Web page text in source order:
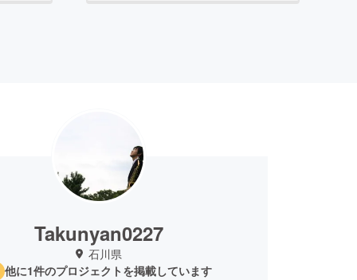
Takunyan0227
石川県
他に1件のプロジェクトを掲載しています